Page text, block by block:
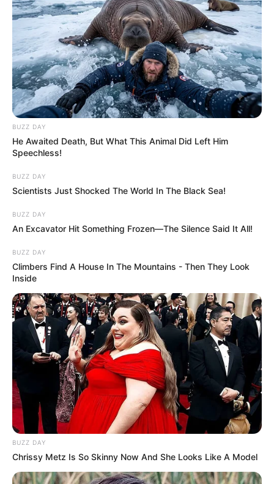
BUZZ DAY
He Awaited Death, But What This Animal Did Left Him
Speechless!
BUZZ DAY
Scientists Just Shocked The World In The Black Sea!
BUZZ DAY
An Excavator Hit Something Frozen—The Silence Said It All!
BUZZ DAY
Climbers Find A House In The Mountains - Then They Look
Inside
BUZZ DAY
Chrissy Metz Is So Skinny Now And She Looks Like A Model